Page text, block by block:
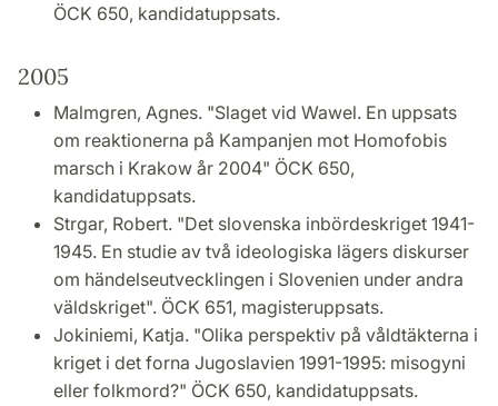
ÖCK 650, kandidatuppsats.
2005
Malmgren, Agnes. "Slaget vid Wawel. En uppsats
om reaktionerna på Kampanjen mot Homofobis
marsch i Krakow år 2004" ÖCK 650,
kandidatuppsats.
Strgar, Robert. "Det slovenska inbördeskriget 1941-
1945. En studie av två ideologiska lägers diskurser
om händelseutvecklingen i Slovenien under andra
väldskriget". ÖCK 651, magisteruppsats.
Jokiniemi, Katja. "Olika perspektiv på våldtäkterna i
kriget i det forna Jugoslavien 1991-1995: misogyni
eller folkmord?" ÖCK 650, kandidatuppsats.